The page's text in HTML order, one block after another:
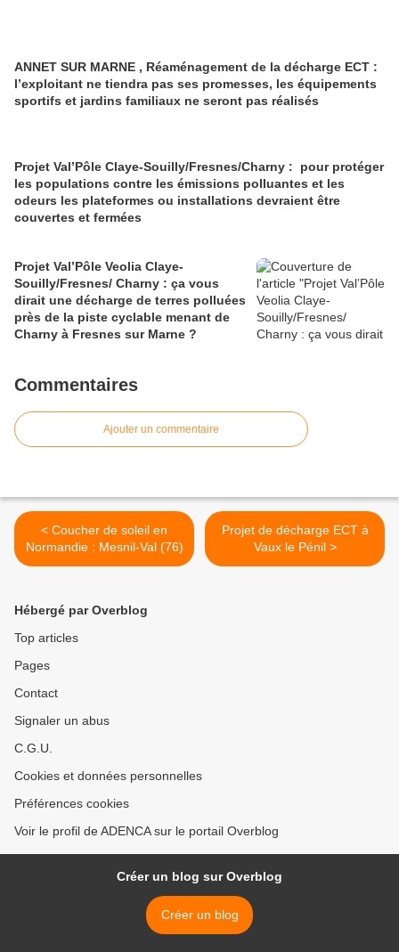
ANNET SUR MARNE , Réaménagement de la décharge ECT :
l’exploitant ne tiendra pas ses promesses, les équipements
sportifs et jardins familiaux ne seront pas réalisés
Projet Val’Pôle Claye-Souilly/Fresnes/Charny : pour protéger
les populations contre les émissions polluantes et les
odeurs les plateformes ou installations devraient être
couvertes et fermées
Projet Val’Pôle Veolia Claye-
Souilly/Fresnes/ Charny : ça vous
dirait une décharge de terres polluées
près de la piste cyclable menant de
Charny à Fresnes sur Marne ?
Commentaires
Ajouter un commentaire
< Coucher de soleil en
Normandie : Mesnil-Val (76)
Projet de décharge ECT à
Vaux le Pénil >
Hébergé par Overblog
Top articles
Pages
Contact
Signaler un abus
C.G.U.
Cookies et données personnelles
Préférences cookies
Voir le profil de ADENCA sur le portail Overblog
Créer un blog sur Overblog
Créer un blog